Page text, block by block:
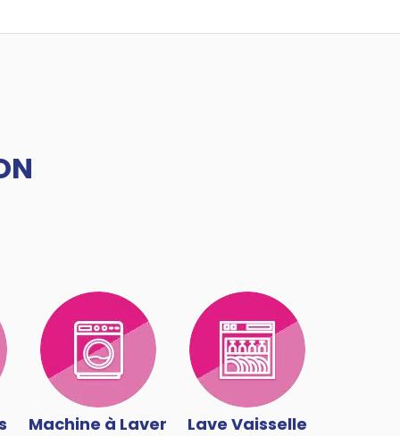
Machine à Laver Lave Vaisselle